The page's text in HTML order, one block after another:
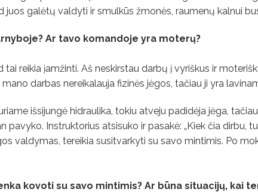
galėtų valdyti ir smulkūs žmonės, raumenų kalnui
Ar tavo komandoje yra moterų?
reikia įamžinti. Aš neskirstau darbų į vyriškus ir
darbas nereikalauja fizinės jėgos, tačiau ji yra
išsijungė hidraulika, tokiu atveju padidėja jėga,
Instruktorius atsisuko ir pasakė: „Kiek čia dirbu,
valdymas, tereikia susitvarkyti su savo mintimis. Po
kovoti su savo mintimis? Ar būna situacijų, kai